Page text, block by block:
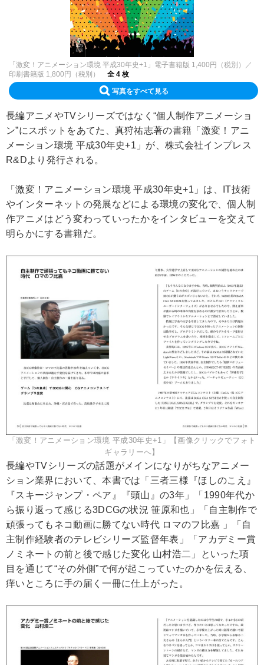
「激変！アニメーション環境 平成30年史+1」電子書籍版 1,400円（税別）／
印刷書籍版 1,800円（税別）
全 4 枚
写真をすべて見る
長編アニメやTVシリーズではなく“個人制作アニメーショ
ン”にスポットをあてた、真狩祐志著の書籍「激変！アニ
メーション環境 平成30年史+1」が、株式会社インプレス
R&Dより発行される。
「激変！アニメーション環境 平成30年史+1」は、IT技術
やインターネットの発展などによる環境の変化で、個人制
作アニメはどう変わっていったかをインタビューを交えて
明らかにする書籍だ。
「激変！アニメーション環境 平成30年史+1」【画像クリックでフォト
ギャラリーへ】
長編やTVシリーズの話題がメインになりがちなアニメー
ション業界において、本書では「三者三様『ほしのこえ』
『スキージャンプ・ペア』『頭山』の3年」「1990年代か
ら振り返って感じる3DCGの状況 笹原和也」「自主制作で
頑張ってもネコ動画に勝てない時代 ロマのフ比嘉 」「自
主制作経験者のテレビシリーズ監督年表」「アカデミー賞
ノミネートの前と後で感じた変化 山村浩二」といった項
目を通じて“その外側”で何が起こっていたのかを伝える、
痒いところに手の届く一冊に仕上がった。